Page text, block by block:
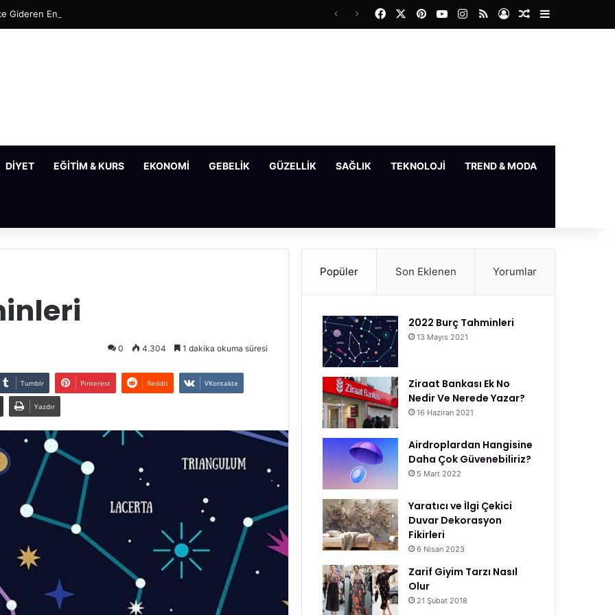
Gideren En Etkili Maske Tarifleri FacebookPinterestYouTubeInstagram
RSS Kayıt OlRastgele Makale
DIYET EĞITIM & KURS EKONOMI GEBELIK GÜZELLIK SAĞLIK TEKNOLOJI TREND & MODA
0 4.304 1 dakika okuma süresi
Tumblr Pinterest Reddit VKontakte
Yazdır
Popüler Son Eklenen Yorumlar
2022 Burç Tahminleri
13 Mayıs 2021
Ziraat Bankası Ek No
Nedir Ve Nerede Yazar?
16 Haziran 2021
Airdroplardan Hangisine
Daha Çok Güvenebiliriz?
5 Mart 2022
Yaratıcı ve İlgi Çekici
Duvar Dekorasyon
Fikirleri
6 Nisan 2023
Zarif Giyim Tarzı Nasıl
Olur
21 Şubat 2018